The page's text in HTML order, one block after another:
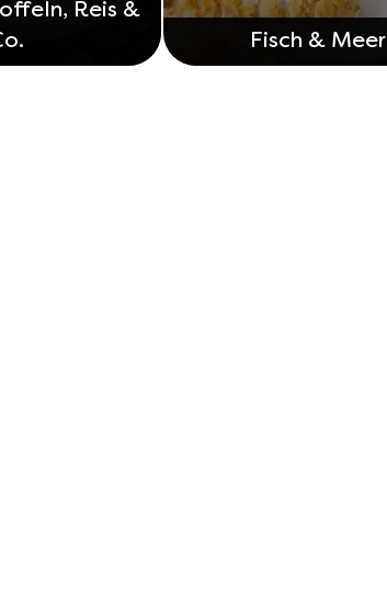
Reis &
Fisch & Meer